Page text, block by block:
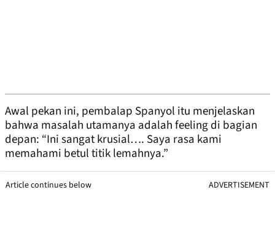
Awal pekan ini, pembalap Spanyol itu menjelaskan
bahwa masalah utamanya adalah feeling di bagian
depan: “Ini sangat krusial…. Saya rasa kami
memahami betul titik lemahnya.”
Article continues below ADVERTISEMENT